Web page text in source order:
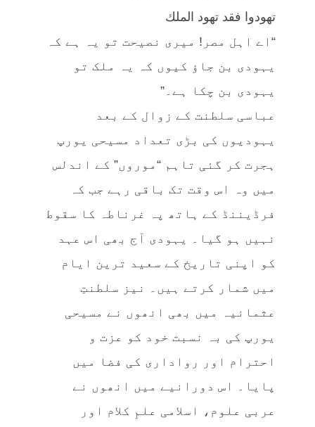
تهودوا فقد تهود الملك
“اے اہل مصر! میری نصیحت تو یہ ہے کہ
یہودی بن جاؤ کیوں کہ یہ ملک تو
یہودی بن چکا ہے۔”
عباسی سلطنت کے زوال کے بعد
یہودیوں کی بڑی تعداد مسیحی یورپ
ہجرت کر گئی تاہم “موروں” کے اندلس
میں وہ اس وقت تک باقی رہے جب کہ
فرڈیننڈ کے ہاتھ پہ غرناطہ کا سقوط
نہیں ہو گیا۔ یہودی آج بھی اس عہد
کو اپنی تاریخ کے سعید ترین ایام
میں شمار کرتے ہیں۔ نیز سلطنتِ
عثمانیہ میں بھی انھوں نے مسیحی
یورپ کی بہ نسبت خود کو عزت و
احترام اور رواداری کی فضا میں
پایا۔ اس دورانیے میں انھوں نے
عربی علوم، اسلامی علمِ کلام اور